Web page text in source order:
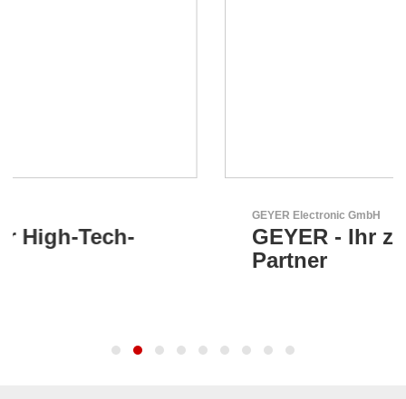
GEYER - Ihr zuverlässiger